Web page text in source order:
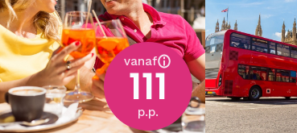
vanaf
111
p.p.